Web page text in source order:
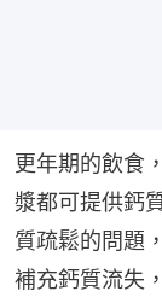
更年期的飲食
漿都可提供鈣
質疏鬆的問題
補充鈣質流失